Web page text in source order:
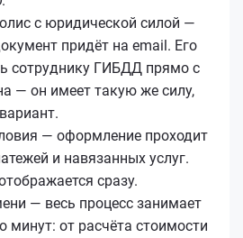
с юридической силой —
придёт на email. Его
сотруднику ГИБДД прямо с
— он имеет такую же силу,
— оформление проходит
и навязанных услуг.
сразу.
— весь процесс занимает
минут: от расчёта стоимости